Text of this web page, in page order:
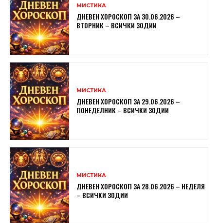
МИСТИКА
ДНЕВЕН ХОРОСКОП ЗА 30.06.2026 –
ВТОРНИК – ВСИЧКИ ЗОДИИ
МИСТИКА
ДНЕВЕН ХОРОСКОП ЗА 29.06.2026 –
ПОНЕДЕЛНИК – ВСИЧКИ ЗОДИИ
МИСТИКА
ДНЕВЕН ХОРОСКОП ЗА 28.06.2026 – НЕДЕЛЯ
– ВСИЧКИ ЗОДИИ